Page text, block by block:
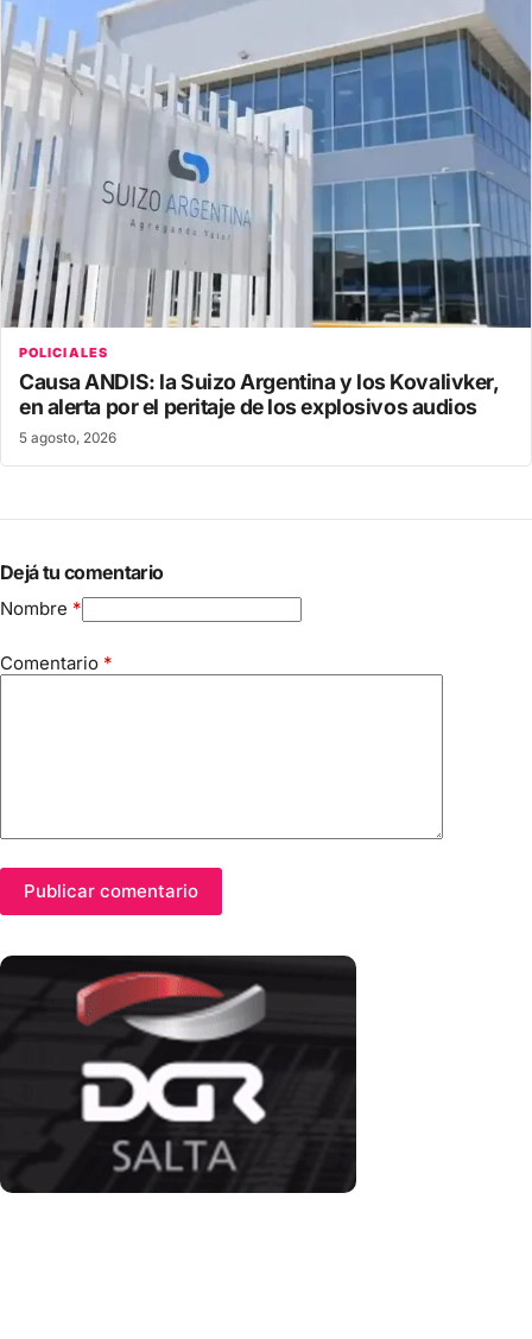
POLICIALES
Causa ANDIS: la Suizo Argentina y los Kovalivker,
en alerta por el peritaje de los explosivos audios
5 agosto, 2026
Dejá tu comentario
Nombre *
Comentario *
Publicar comentario